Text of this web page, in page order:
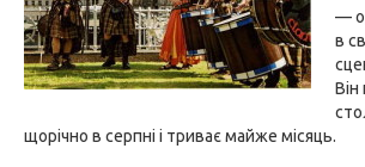
—
в
щорічно в серпні і триває майже місяць.